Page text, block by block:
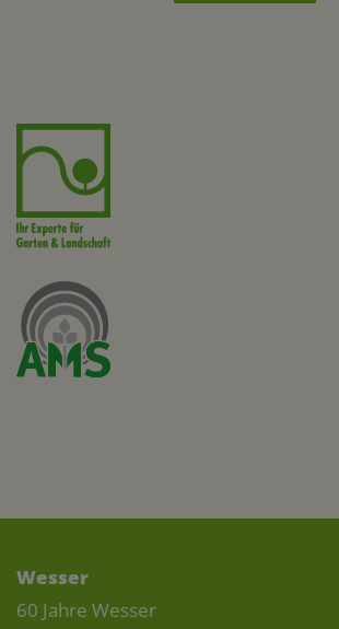
Wesser
60 Jahre Wesser